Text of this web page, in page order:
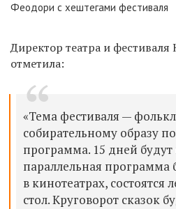
Феодори с хештегами фестиваля
Директор театра и
отметила:
«Тема фестиваля —
собирательному образу
программа. 15 дней
параллельная программа
в кинотеатрах, состоятся
стол. Круговорот сказок